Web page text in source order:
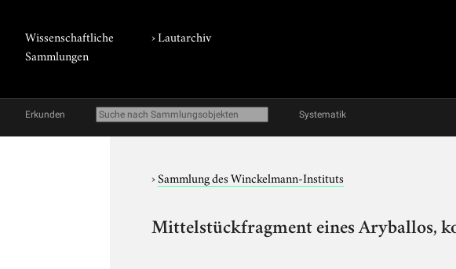
Wissenschaftliche
Sammlungen
›Lautarchiv
Erkunden Systematik
›Sammlung des Winckelmann-Instituts
Mittelstückfragment eines Aryballos,